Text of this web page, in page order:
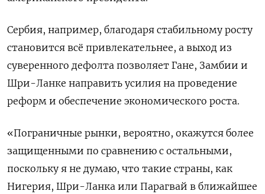
Сербия, например, благодаря стабильному росту
становится всё привлекательнее, а выход из
суверенного дефолта позволяет Гане, Замбии и
Шри-Ланке направить усилия на проведение
реформ и обеспечение экономического роста.
«Пограничные рынки, вероятно, окажутся более
защищенными по сравнению с остальными,
поскольку я не думаю, что такие страны, как
Нигерия, Шри-Ланка или Парагвай в ближайшее